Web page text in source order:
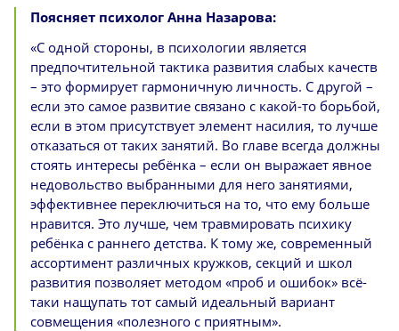
Поясняет психолог Анна Назарова:
«С одной стороны, в психологии является
предпочтительной тактика развития слабых качеств
– это формирует гармоничную личность. С другой –
если это самое развитие связано с какой-то борьбой,
если в этом присутствует элемент насилия, то лучше
отказаться от таких занятий. Во главе всегда должны
стоять интересы ребёнка – если он выражает явное
недовольство выбранными для него занятиями,
эффективнее переключиться на то, что ему больше
нравится. Это лучше, чем травмировать психику
ребёнка с раннего детства. К тому же, современный
ассортимент различных кружков, секций и школ
развития позволяет методом «проб и ошибок» всё-
таки нащупать тот самый идеальный вариант
совмещения «полезного с приятным».